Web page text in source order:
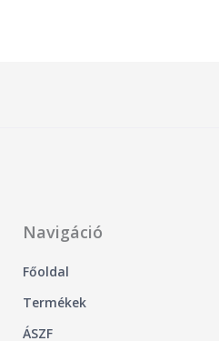
Navigáció
Főoldal
Termékek
ÁSZF